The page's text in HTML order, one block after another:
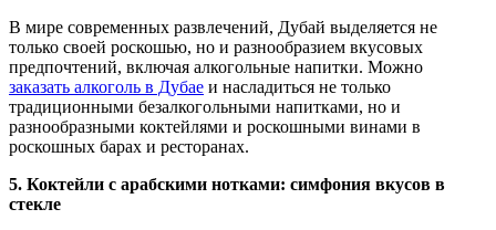
В мире современных развлечений, Дубай выделяется не
только своей роскошью, но и разнообразием вкусовых
предпочтений, включая алкогольные напитки. Можно
заказать алкоголь в Дубае и насладиться не только
традиционными безалкогольными напитками, но и
разнообразными коктейлями и роскошными винами в
роскошных барах и ресторанах.
5. Коктейли с арабскими нотками: симфония вкусов в
стекле